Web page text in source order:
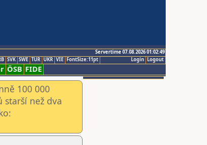
Servertime 07.08.2026 01:02:49
Logout
Login
SVK SWE TUR UKR VIE FontSize:11pt
ÖSB FIDE
100 000
starší než dva